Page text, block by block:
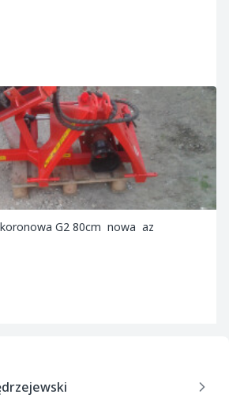
G2 80cm nowa az